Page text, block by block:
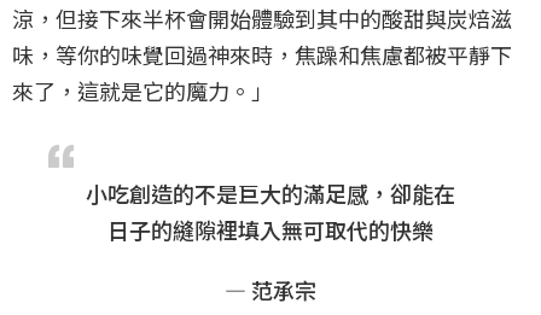
涼，但接下來半杯會開始體驗到其中的酸甜與炭焙滋
味，等你的味覺回過神來時，焦躁和焦慮都被平靜下
來了，這就是它的魔力。」
小吃創造的不是巨大的滿足感，卻能在
日子的縫隙裡填入無可取代的快樂
— 范承宗